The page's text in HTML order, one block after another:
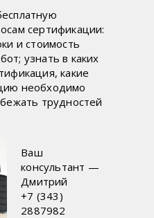
сертификации:
и стоимость
узнать в каких
какие
необходимо
трудностей
Ваш
консультант —
Дмитрий
+7 (343)
2887982